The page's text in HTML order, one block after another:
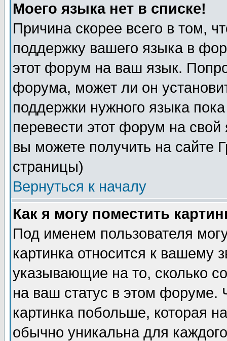
Моего языка нет в списке!
Причина скорее всего в том,
поддержку вашего языка в
этот форум на ваш язык.
форума, может ли он
поддержки нужного языка
перевести этот форум на
вы можете получить на сайте
страницы)
Вернуться к началу
Как я могу поместить
Под именем пользователя
картинка относится к вашему
указывающие на то, сколько
на ваш статус в этом форуме.
картинка побольше, которая
обычно уникальна для